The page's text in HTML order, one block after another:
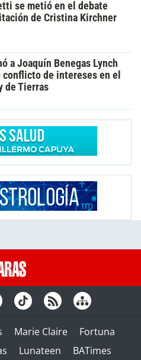
se metió en el debate
de Cristina Kirchner
a Joaquín Benegas Lynch
de intereses en el
de Tierras
Marie Claire
Fortuna
Lunateen BATimes